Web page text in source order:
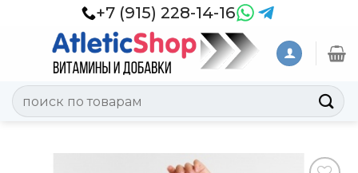
+7 (915) 228-14-16
Искать: